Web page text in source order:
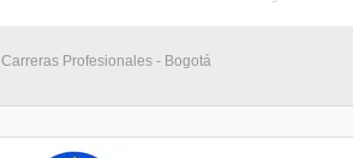
Carreras Profesionales - Bogotá